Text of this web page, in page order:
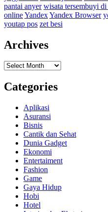
pantai anyer wisata tersembuyi di
onlineYandexYandex Browser
youtap pos zet besi
Archives
Archives
Categories
Aplikasi
Asuransi
Bisnis
Cantik dan Sehat
Dunia Gadget
Ekonomi
Entertaiment
Fashion
Game
Gaya Hidup
Hobi
Hotel